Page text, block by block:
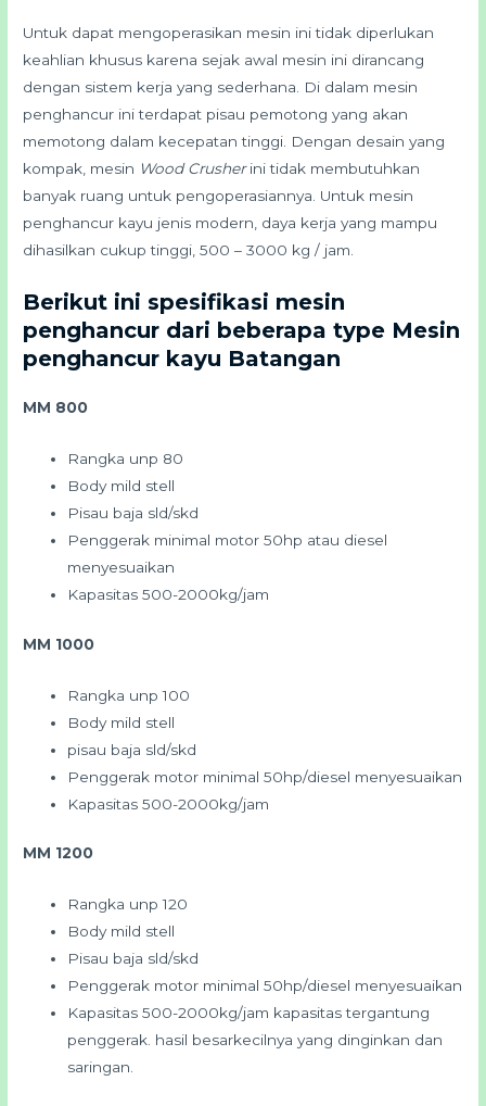
Untuk dapat mengoperasikan mesin ini tidak diperlukan
keahlian khusus karena sejak awal mesin ini dirancang
dengan sistem kerja yang sederhana. Di dalam mesin
penghancur ini terdapat pisau pemotong yang akan
memotong dalam kecepatan tinggi. Dengan desain yang
kompak, mesin Wood Crusherini tidak membutuhkan
banyak ruang untuk pengoperasiannya. Untuk mesin
penghancur kayu jenis modern, daya kerja yang mampu
dihasilkan cukup tinggi, 500 – 3000 kg / jam.
Berikut ini spesifikasi mesin
penghancur dari beberapa type Mesin
penghancur kayu Batangan
MM 800
Rangka unp 80
Body mild stell
Pisau baja sld/skd
Penggerak minimal motor 50hp atau diesel
menyesuaikan
Kapasitas 500-2000kg/jam
MM 1000
Rangka unp 100
Body mild stell
pisau baja sld/skd
Penggerak motor minimal 50hp/diesel menyesuaikan
Kapasitas 500-2000kg/jam
MM 1200
Rangka unp 120
Body mild stell
Pisau baja sld/skd
Penggerak motor minimal 50hp/diesel menyesuaikan
Kapasitas 500-2000kg/jam kapasitas tergantung
penggerak. hasil besarkecilnya yang dinginkan dan
saringan.